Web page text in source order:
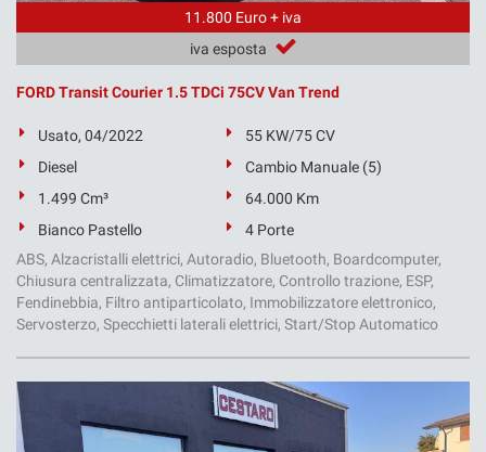
11.800 Euro + iva
iva esposta
FORD Transit Courier 1.5 TDCi 75CV Van Trend
Usato, 04/2022
55 KW/75 CV
Diesel
Cambio Manuale (5)
1.499 Cm³
64.000 Km
Bianco Pastello
4 Porte
ABS, Alzacristalli elettrici, Autoradio, Bluetooth, Boardcomputer,
Chiusura centralizzata, Climatizzatore, Controllo trazione, ESP,
Fendinebbia, Filtro antiparticolato, Immobilizzatore elettronico,
Servosterzo, Specchietti laterali elettrici, Start/Stop Automatico